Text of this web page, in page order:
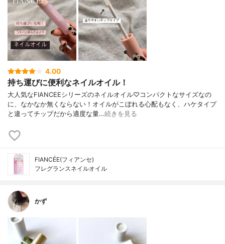
4.00
持ち運びに便利なネイルオイル！
大人気なFIANCEEシリーズのネイルオイル♡コンパクトなサイズなの
に、なかなか無くならない！オイルがこぼれる心配もなく、ハケタイプ
と違ってチップだから適度な量…続きを見る
FIANCÉE(フィアンセ)
フレグランスネイルオイル
かず